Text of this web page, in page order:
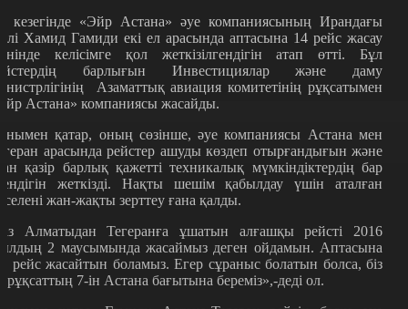
кезегінде «Эйр Астана» әуе компаниясының Ирандағы
Хамид Гамиди екі ел арасында аптасына 14 рейс жасау
келісімге қол жеткізілгендігін атап өтті. Бұл
барлығын Инвестициялар және даму
Азаматтық авиация комитетінің рұқсатымен
Астана» компаниясы жасайды.
қатар, оның сөзінше, әуе компаниясы Астана мен
арасында рейстер ашуды көздеп отырғандығын және
қазір барлық қажетті техникалық мүмкіндіктердің бар
жеткізді. Нақты шешім қабылдау үшін аталған
жан-жақты зерттеу ғана қалды.
Алматыдан Тегеранға ұшатын алғашқы рейсті 2016
2 маусымында жасаймыз деген ойдамын. Аптасына
рейс жасайтын боламыз. Егер сұраныс болатын болса, біз
рұқсаттың 7-ін Астана бағытына береміз»,-деді ол.